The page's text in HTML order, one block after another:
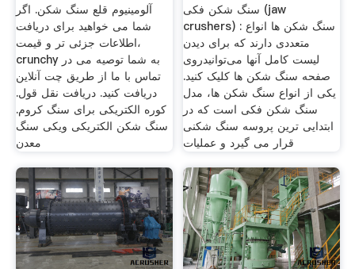
آلومینیوم قلع سنگ شکن. اگر
شما می خواهید برای دریافت
اطلاعات جزئی تر و قیمت،
crunchy به شما توصیه می در
تماس با ما از طریق چت آنلاین
دریافت کنید. دریافت نقل قول.
کوره الکتریکی برای سنگ کروم.
سنگ شکن الکتریکی ویکی سنگ
معدن
سنگ شکن فکی (jaw
crushers) : سنگ شکن ها انواع
متعددی دارند که برای دیدن
لیست کامل آنها می‌توانیدروی
صفحه سنگ شکن ها کلیک کنید.
یکی از انواع سنگ شکن ها، مدل
سنگ شکن فکی است که در
ابتدایی ترین پروسه سنگ شکنی
قرار می گیرد و عملیات